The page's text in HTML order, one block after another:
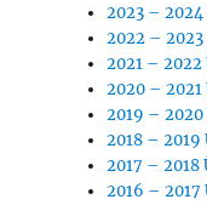
2023 –
2022 –
2021 –
2020 –
2019 –
2018 –
2017 –
2016 –